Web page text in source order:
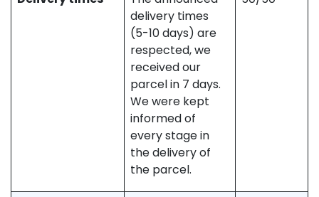
delivery times
(5-10 days) are
respected, we
received our
parcel in 7 days.
We were kept
informed of
every stage in
the delivery of
the parcel.